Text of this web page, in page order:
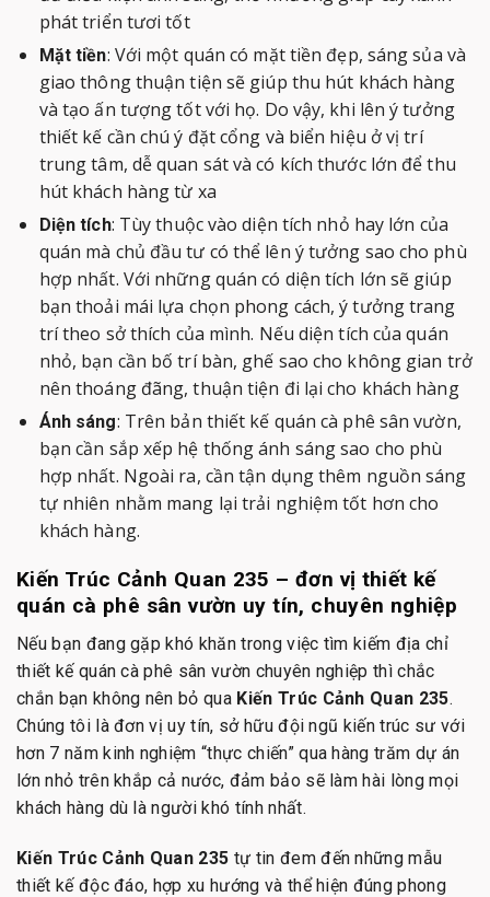
phát triển tươi tốt
Mặt tiền: Với một quán có mặt tiền đẹp, sáng sủa và
giao thông thuận tiện sẽ giúp thu hút khách hàng
và tạo ấn tượng tốt với họ. Do vậy, khi lên ý tưởng
thiết kế cần chú ý đặt cổng và biển hiệu ở vị trí
trung tâm, dễ quan sát và có kích thước lớn để thu
hút khách hàng từ xa
Diện tích: Tùy thuộc vào diện tích nhỏ hay lớn của
quán mà chủ đầu tư có thể lên ý tưởng sao cho phù
hợp nhất. Với những quán có diện tích lớn sẽ giúp
bạn thoải mái lựa chọn phong cách, ý tưởng trang
trí theo sở thích của mình. Nếu diện tích của quán
nhỏ, bạn cần bố trí bàn, ghế sao cho không gian trở
nên thoáng đãng, thuận tiện đi lại cho khách hàng
Ánh sáng: Trên bản thiết kế quán cà phê sân vườn,
bạn cần sắp xếp hệ thống ánh sáng sao cho phù
hợp nhất. Ngoài ra, cần tận dụng thêm nguồn sáng
tự nhiên nhằm mang lại trải nghiệm tốt hơn cho
khách hàng.
Kiến Trúc Cảnh Quan 235 – đơn vị thiết kế
quán cà phê sân vườn uy tín, chuyên nghiệp
Nếu bạn đang gặp khó khăn trong việc tìm kiếm địa chỉ
thiết kế quán cà phê sân vườn chuyên nghiệp thì chắc
chắn bạn không nên bỏ qua Kiến Trúc Cảnh Quan 235.
Chúng tôi là đơn vị uy tín, sở hữu đội ngũ kiến trúc sư với
hơn 7 năm kinh nghiệm “thực chiến” qua hàng trăm dự án
lớn nhỏ trên khắp cả nước, đảm bảo sẽ làm hài lòng mọi
khách hàng dù là người khó tính nhất.
Kiến Trúc Cảnh Quan 235 tự tin đem đến những mẫu
thiết kế độc đáo, hợp xu hướng và thể hiện đúng phong